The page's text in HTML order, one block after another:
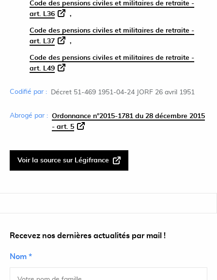
Code des pensions civiles et militaires de retraite -
art. L36
Code des pensions civiles et militaires de retraite -
art. L37
Code des pensions civiles et militaires de retraite -
art. L49
Codifié par : Décret 51-469 1951-04-24 JORF 26 avril 1951
Abrogé par : Ordonnance n°2015-1781 du 28 décembre 2015
- art. 5
Voir la source sur Légifrance
Recevez nos dernières actualités par mail !
Nom *